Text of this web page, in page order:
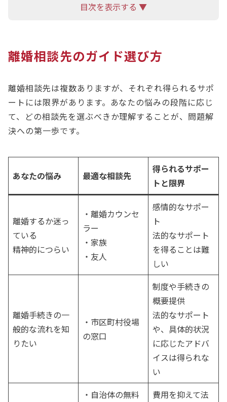
目次を表示する ▼
離婚相談先のガイド選び方
離婚相談先は複数ありますが、それぞれ得られるサポ
ートには限界があります。あなたの悩みの段階に応じ
て、どの相談先を選ぶべきか理解することが、問題解
決への第一歩です。
あなたの悩み 最適な相談先
得られるサポー
トと限界
離婚するか迷っ
ている
精神的につらい
・離婚カウンセ
ラー
・家族
・友人
感情的なサポー
ト
法的なサポート
を得ることは難
しい
離婚手続きの一
般的な流れを知
りたい
・市区町村役場
の窓口
制度や手続きの
概要提供
法的なサポート
や、具体的状況
に応じたアドバ
イスは得られな
い
・自治体の無料
費用を抑えて法